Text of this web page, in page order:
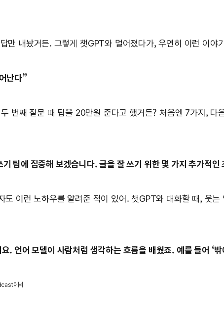
만 내놨거든. 그렇게 챗GPT와 멀어졌다가, 우연히 이런 이야
난다”
번째 질문 때 팁을 20만원 준다고 했거든? 처음엔 7가지, 다
팁에 집중해 보겠습니다. 글을 잘 쓰기 위한 몇 가지 추가적
이런 노하우를 알려준 적이 있어. 챗GPT와 대화할 때, 웃는
. 언어 모델이 사람처럼 생각하는 흐름을 배웠죠. 예를 들어 ‘
에서